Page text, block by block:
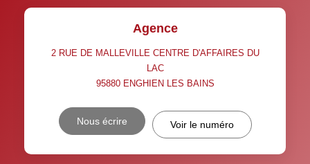
Agence
2 RUE DE MALLEVILLE CENTRE D'AFFAIRES DU
LAC
95880 ENGHIEN LES BAINS
Nous écrire Voir le numéro